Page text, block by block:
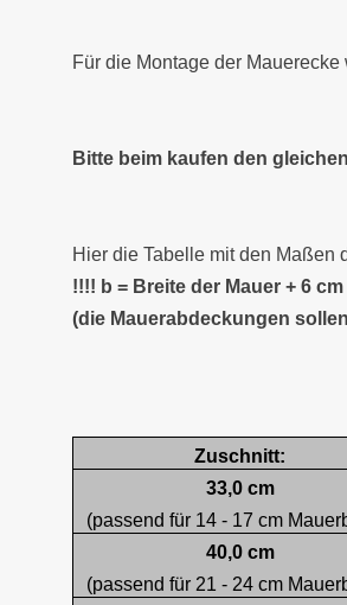
Für die Montage der
Bitte beim kaufen den
Hier die Tabelle mit den Maßen
!!!! b = Breite der Mauer + 6
(die Mauerabdeckungen
Zuschnitt:
33,0 cm
(passend für 14 - 17 cm
40,0 cm
(passend für 21 - 24 cm